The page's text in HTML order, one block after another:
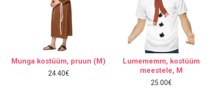
Munga kostüüm, pruun (M)
24.40€
Lumememm, kostüüm
meestele, M
25.00€